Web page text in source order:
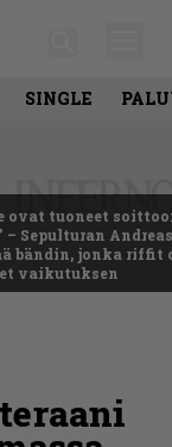
SINGLE
ovat tuoneet
– Sepulturan
bändin, jonka riffit
vaikutuksen